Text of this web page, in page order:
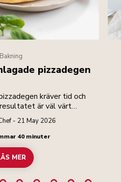
Bakning
pizzadegen
kräver tid och
är väl värt
- 21 May 2026
40 minuter
MER